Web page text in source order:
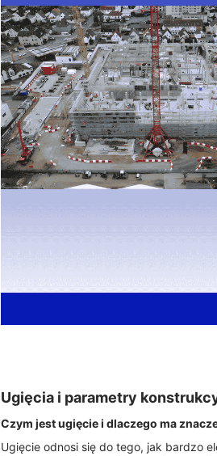
Ugięcia i parametry
Czym jest ugięcie i dlaczego ma
Ugięcie odnosi się do tego, jak bardzo